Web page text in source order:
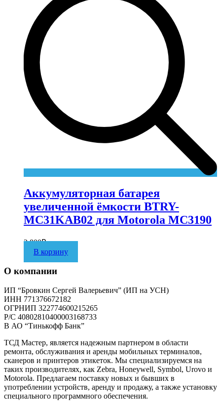
Аккумуляторная батарея
увеличенной ёмкости BTRY-
MC31KAB02 для Motorola MC3190
2 800₽
В корзину
О компании
ИП “Бровкин Сергей Валерьевич” (ИП на УСН)
ИНН 771376672182
ОГРНИП 322774600215265
P/C 40802810400003168733
В АО “Тинькофф Банк”
ТСД Мастер, является надежным партнером в области
ремонта, обслуживания и аренды мобильных терминалов,
сканеров и принтеров этикеток. Мы специализируемся на
таких производителях, как Zebra, Honeywell, Symbol, Urovo и
Motorola. Предлагаем поставку новых и бывших в
употреблении устройств, аренду и продажу, а также установку
специального программного обеспечения.